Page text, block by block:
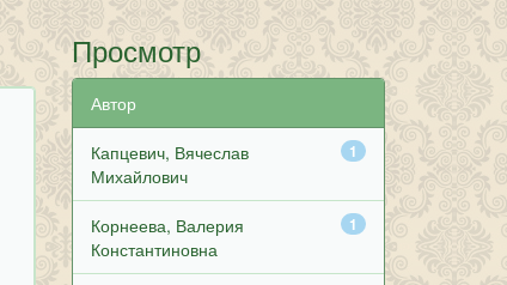
Просмотр
Автор
1
Капцевич, Вячеслав
Михайлович
1
Корнеева, Валерия
Константиновна